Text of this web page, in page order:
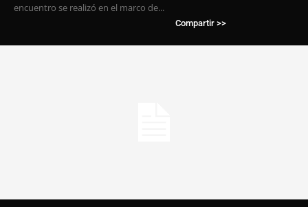
encuentro se realizó en el marco de...
Compartir >>